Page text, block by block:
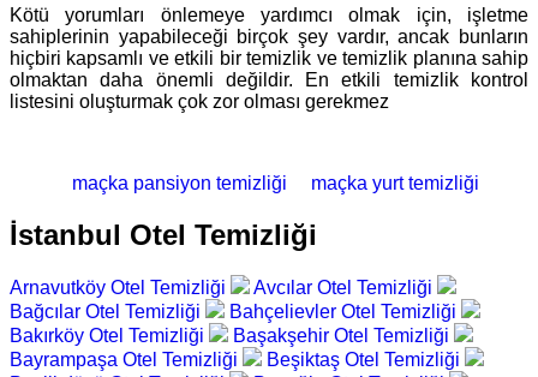
Kötü yorumları önlemeye yardımcı olmak için, işletme
sahiplerinin yapabileceği birçok şey vardır, ancak bunların
hiçbiri kapsamlı ve etkili bir temizlik ve temizlik planına sahip
olmaktan daha önemli değildir. En etkili temizlik kontrol
listesini oluşturmak çok zor olması gerekmez
maçka pansiyon temizliği maçka yurt temizliği
İstanbul Otel Temizliği
Arnavutköy Otel Temizliği
Avcılar Otel Temizliği
Bağcılar Otel Temizliği
Bahçelievler Otel Temizliği
Bakırköy Otel Temizliği
Başakşehir Otel Temizliği
Bayrampaşa Otel Temizliği
Beşiktaş Otel Temizliği